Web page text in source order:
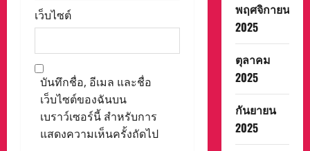
เว็บไซต์
บันทึกชื่อ, อีเมล และชื่อ
เว็บไซต์ของฉันบน
เบราว์เซอร์นี้ สำหรับการ
แสดงความเห็นครั้งถัดไป
พฤศจิกายน
2025
ตุลาคม
2025
กันยายน
2025